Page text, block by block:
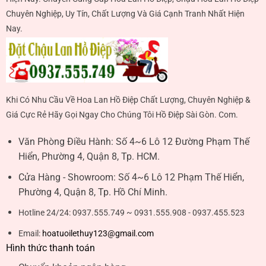
Chuyên Nghiệp, Uy Tín, Chất Lượng Và Giá Cạnh Tranh Nhất Hiện
Nay.
Khi Có Nhu Cầu Về Hoa Lan Hồ Điệp Chất Lượng, Chuyên Nghiệp &
Giá Cực Rẻ Hãy Gọi Ngay Cho Chúng Tôi Hồ Điệp Sài Gòn. Com.
Văn Phòng Điều Hành: Số 4~6 Lô 12 Đường Phạm Thế
Hiển, Phường 4, Quận 8, Tp. HCM.
Cửa Hàng - Showroom: Số 4~6 Lô 12 Phạm Thế Hiển,
Phường 4, Quận 8, Tp. Hồ Chí Minh.
Hotline 24/24:0937.555.749 ~ 0931.555.908 - 0937.455.523
Email: hoatuoilethuy123@gmail.com
Hình thức thanh toán